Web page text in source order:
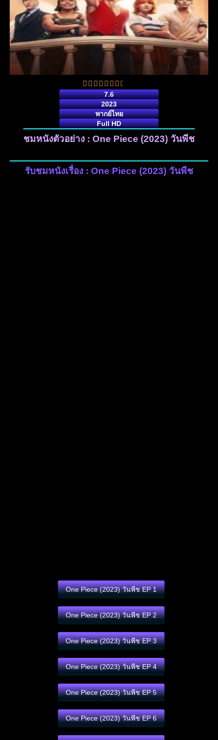
7.6
2023
พากย์ไทย
Full HD
ชมหนังตัวอย่าง : One Piece (2023) วันพีช
รับชมหนังเรื่อง : One Piece (2023) วันพีช
One Piece (2023) วันพีช EP 1
One Piece (2023) วันพีช EP 2
One Piece (2023) วันพีช EP 3
One Piece (2023) วันพีช EP 4
One Piece (2023) วันพีช EP 5
One Piece (2023) วันพีช EP 6